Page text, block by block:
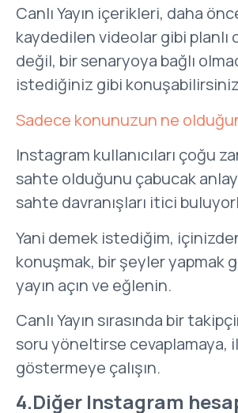
Canlı Yayın içerikleri, daha
kaydedilen videolar gibi planlı
değil, bir senaryoya bağlı
istediğiniz gibi
Sadece konunuzun ne
Instagram kullanıcıları çoğu
sahte olduğunu çabucak
sahte davranışları itici
Yani demek istediğim,
konuşmak, bir şeyler yapmak
yayın açın ve eğlenin.
Canlı Yayın sırasında bir
soru yöneltirse cevaplamaya,
göstermeye çalışın.
4.Diğer Instagram